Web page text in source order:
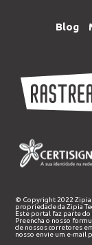
Blog
© Copyright 2022
propriedade daZipia
Este portal faz parte do
Preencha o nosso
de nossos corretores
nosso envie um e-mail